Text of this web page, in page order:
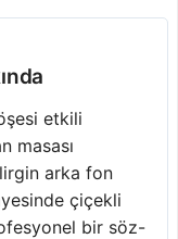
etkili
masası
arka fon
çiçekli
bir söz-